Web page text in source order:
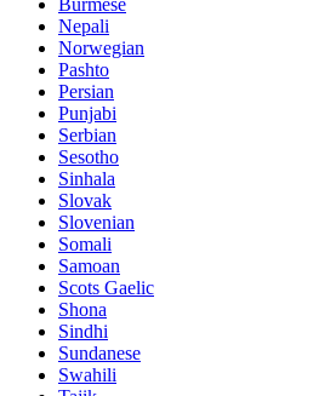
Nepali
Norwegian
Pashto
Persian
Punjabi
Serbian
Sesotho
Sinhala
Slovak
Slovenian
Somali
Samoan
Scots Gaelic
Shona
Sindhi
Sundanese
Swahili